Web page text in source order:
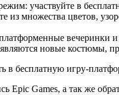
участвуйте в
из множества цветов,
вечеринки
новые костюмы,
в бесплатную игру-
Epic Games, а так же